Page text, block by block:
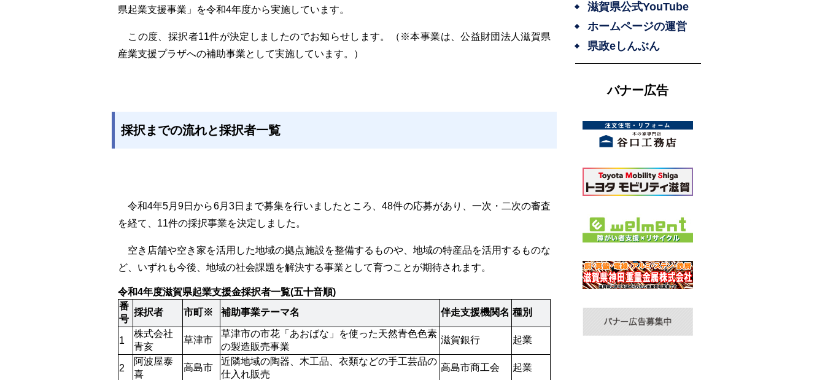
県起業支援事業」を令和4年度から実施しています。
この度、採択者11件が決定しましたのでお知らせします。（※本事業は、公益財団法人滋賀県
産業支援プラザへの補助事業として実施しています。）
採択までの流れと採択者一覧
令和4年5月9日から6月3日まで募集を行いましたところ、48件の応募があり、一次・二次の審査
を経て、11件の採択事業を決定しました。
空き店舗や空き家を活用した地域の拠点施設を整備するものや、地域の特産品を活用するものな
ど、いずれも今後、地域の社会課題を解決する事業として育つことが期待されます。
令和4年度滋賀県起業支援金採択者一覧(五十音順)
番
号
採択者 市町※ 補助事業テーマ名 伴走支援機関名 種別
1
株式会社
青亥
草津市
草津市の市花「あおばな」を使った天然青色色素
の製造販売事業
滋賀銀行 起業
2
阿波屋泰
喜
高島市
近隣地域の陶器、木工品、衣類などの手工芸品の
仕入れ販売
高島市商工会 起業
滋賀県公式YouTube
ホームページの運営
県政eしんぶん
バナー広告